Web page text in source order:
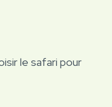
le safari pour